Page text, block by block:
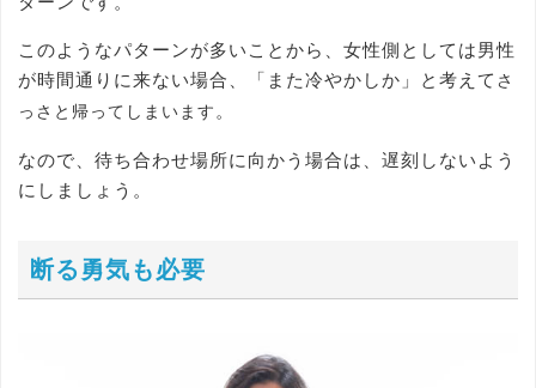
このようなパターンが多いことから、女性側としては男性
が時間通りに来ない場合、「また冷やかしか」と考えて さ
っさと帰ってしまいます 。
なので、待ち合わせ場所に向かう場合は、遅刻しないよう
にしましょう。
断る勇気も必要